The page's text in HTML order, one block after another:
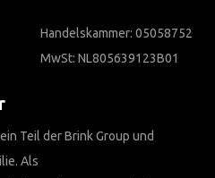
Handelskammer: 05058752
MwSt: NL805639123B01
Teil der Brink Group und
Als